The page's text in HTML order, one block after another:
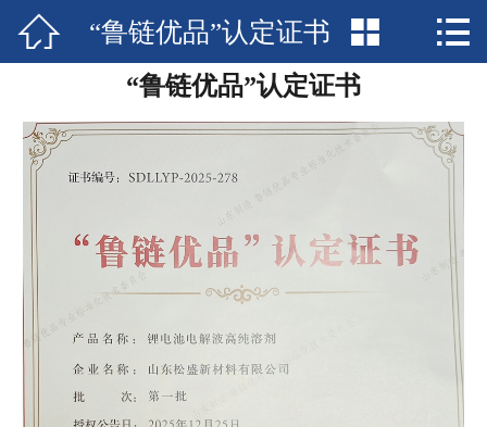
 网站首页
荣誉资质
走进松盛
新闻资讯
 “鲁链优品”认定证书  
“鲁链优品”认定证书